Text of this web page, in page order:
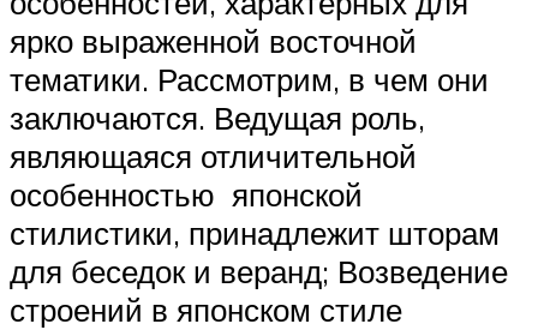
ярко выраженной восточной
тематики. Рассмотрим, в чем они
заключаются. Ведущая роль,
являющаяся отличительной
особенностью японской
стилистики, принадлежит шторам
для беседок и веранд; Возведение
строений в японском стиле